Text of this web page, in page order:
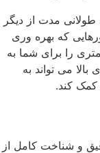
‌مدت از دیگر
که بهره ‌وری
را برای شما به
می ‌تواند به
کمک کند.
و شناخت کامل از